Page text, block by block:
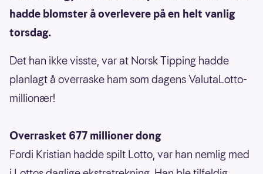
hadde blomster å overlevere på en helt vanlig
torsdag.
Det han ikke visste, var at Norsk Tipping hadde
planlagt å overraske ham som dagens ValutaLotto-
millionær!
Overrasket 677 millioner dong
Fordi Kristian hadde spilt Lotto, var han nemlig med